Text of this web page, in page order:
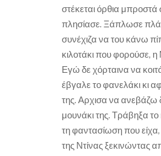
στέκεται όρθια
πλησίασε. Ξάπλωσε πλάι
συνέχιζα να του κάνω
κιλοτάκι που φορούσε, η
Εγώ δε χόρταινα να
έβγαλε το φανελάκι κι
της. Αρχισα να ανεβάζω
μουνάκι της. Τράβηξα το
τη φαντασίωση που
της Ντίνας ξεκινώντας